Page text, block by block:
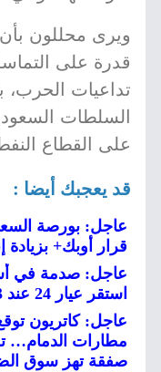
ويرى محللون
قدرة على
تداعيات الحرب،
السلطات
على القطاع
قد يعجبك أيضا :
عاجل: بورصة
قرار أوبك+ بزيادة
عاجل: صدمة في
استقر عيار 24 عند 503 ريال بالضبط بعد أكبر انهيار؟
عاجل: كاتريون
صفقة تهز سوق